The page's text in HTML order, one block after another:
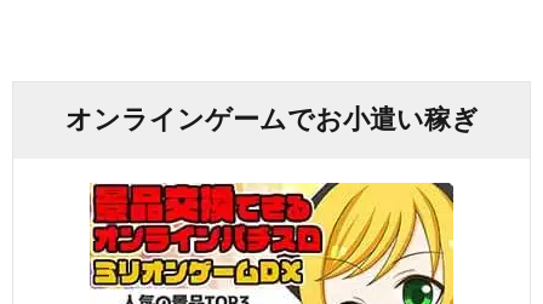
オンラインゲームでお小遣い稼ぎ